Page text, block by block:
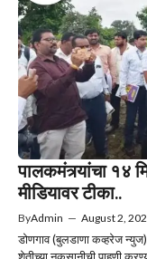
पालकमंत्र्यांचा १४
मीडियावर टीका..
ByAdmin — August 2,
डोणगाव (बुलडाणा कव्हरेज